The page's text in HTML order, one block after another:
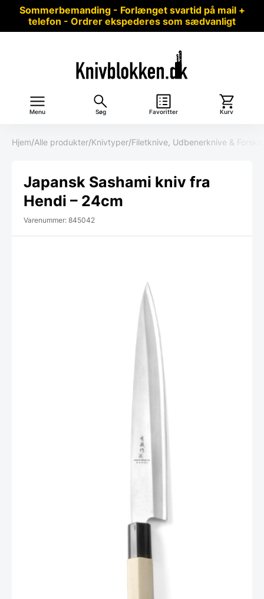
Sommerbemanding - Forlænget svartid på mail +
telefon - Ordrer ekspederes som sædvanligt
Menu Søg Favoritter Kurv
Hjem/Alle produkter/Knivtyper/Filetknive, Udbenerknive &
Japansk Sashami kniv fra
Hendi – 24cm
Varenummer: 845042